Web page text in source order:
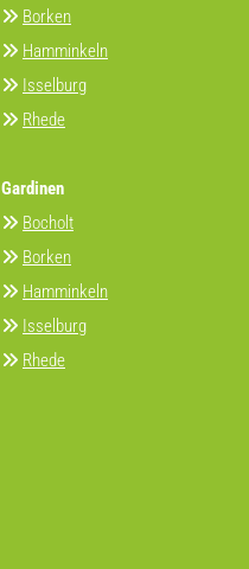
 Borken
 Hamminkeln
 Isselburg
 Rhede
Gardinen
 Bocholt
 Borken
 Hamminkeln
 Isselburg
 Rhede